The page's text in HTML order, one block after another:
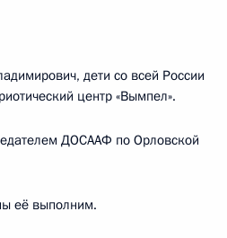
дети со всей России
центр «Вымпел».
ДОСААФ по Орловской
её выполним.